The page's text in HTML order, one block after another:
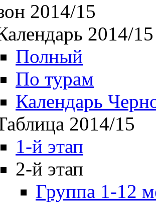
2014/15
2014/15
Полный
По турам
Календарь
2014/15
1-й этап
2-й этап
Группа 1-12